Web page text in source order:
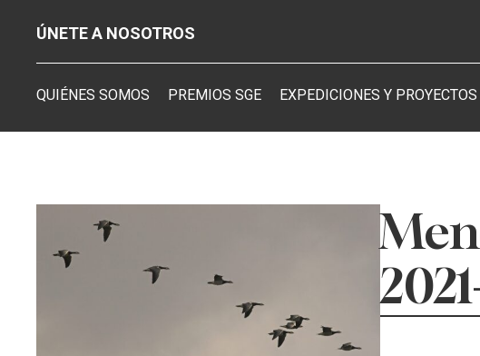
ÚNETE A NOSOTROS
QUIÉNES SOMOS PREMIOS SGE EXPEDICIONES Y PROYECTOS